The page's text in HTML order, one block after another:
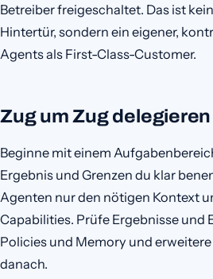
Betreiber freigeschaltet. Das ist
Hintertür, sondern ein eigener,
Agents als First-Class-Customer.
Zug um Zug delegieren
Beginne mit einem
Ergebnis und Grenzen du klar
Agenten nur den nötigen Kontext
Capabilities. Prüfe Ergebnisse und
Policies und Memory und
danach.